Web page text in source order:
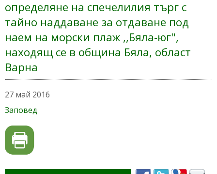
определяне на спечелилия търг с
тайно наддаване за отдаване под
наем на морски плаж ,,Бяла-юг",
находящ се в община Бяла, област
Варна
27 май 2016
Заповед